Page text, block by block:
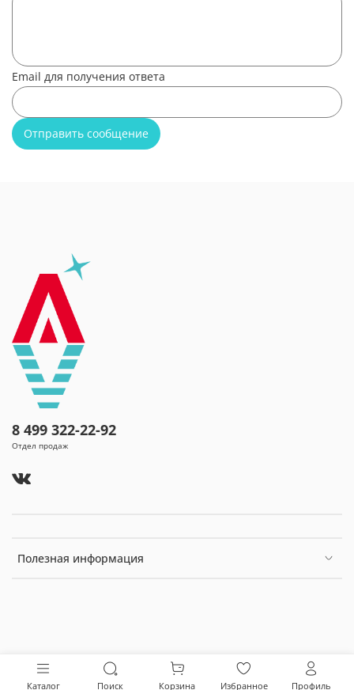
Email для получения ответа
Отправить сообщение
Полезная информация
8 499 322-22-92
Отдел продаж
Каталог Поиск Корзина Избранное Профиль